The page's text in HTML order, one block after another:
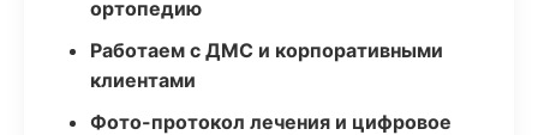
ортопедию
Работаем с ДМС и корпоративными
клиентами
Фото-протокол лечения и цифровое